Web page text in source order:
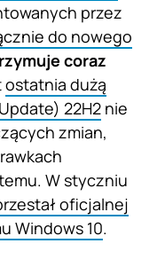
przez
do nowego
coraz
ostatnia dużą
22H2 nie
zmian,
W styczniu
oficjalnej
Windows 10.